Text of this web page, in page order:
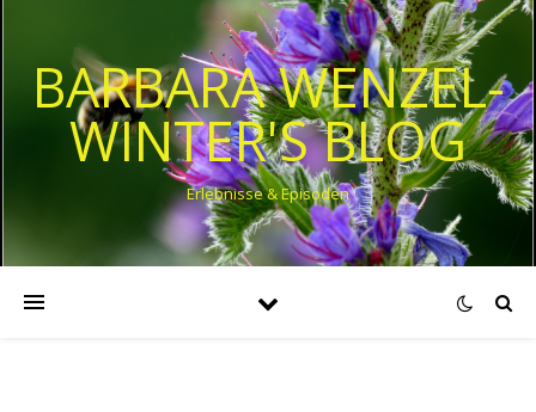
BARBARA WENZEL-
WINTER'S BLOG
Erlebnisse & Episoden